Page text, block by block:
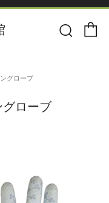
検索
グローブ
ローブ